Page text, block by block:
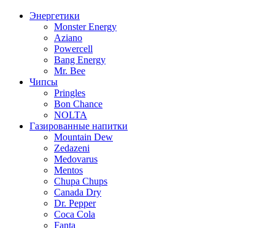
Энергетики
Monster Energy
Aziano
Powercell
Bang Energy
Mr. Bee
Чипсы
Pringles
Bon Chance
NOLTA
Газированные напитки
Mountain Dew
Zedazeni
Medovarus
Mentos
Chupa Chups
Canada Dry
Dr. Pepper
Coca Cola
Fanta